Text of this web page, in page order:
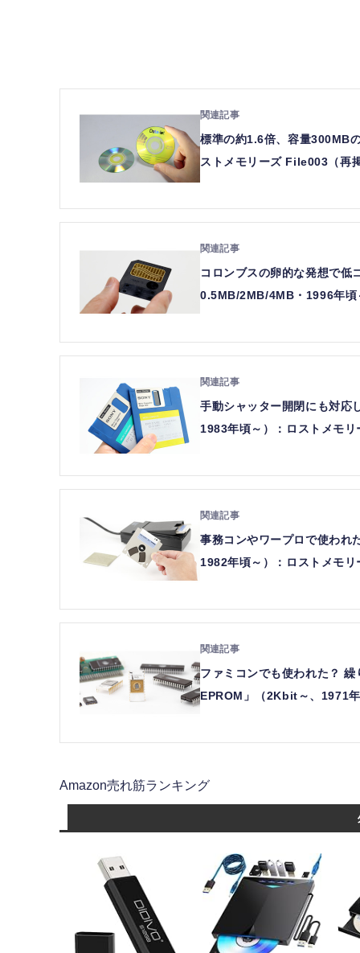
標準の約1.6倍、容量300MB
ストメモリーズ File003（再
コロンブスの卵的な発想で低
0.5MB/2MB/4MB・1996年
手動シャッター開閉にも対
1983年頃～）：ロストメモ
事務コンやワープロで使われ
1982年頃～）：ロストメモ
ファミコンでも使われた？
EPROM」（2Kbit～、1971
Amazon売れ筋ランキング